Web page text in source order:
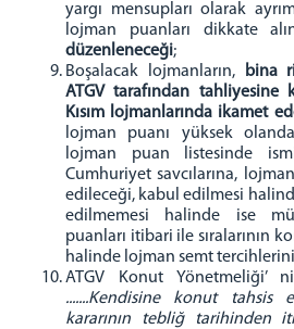
yargı mensupları olarak
lojman puanları dikkate
düzenleneceği;
Boşalacak lojmanların,
bina
ATGV tarafından
Kısım lojmanlarında ikamet
lojman puanı yüksek
lojman puan listesinde
Cumhuriyet savcılarına,
edileceği, kabul edilmesi
edilmemesi halinde ise
puanları itibari ile sıralarının
halinde lojman semt
ATGV Konut Yönetmeliği’
.......Kendisine konut tahsis
kararının tebliğ tarihinden